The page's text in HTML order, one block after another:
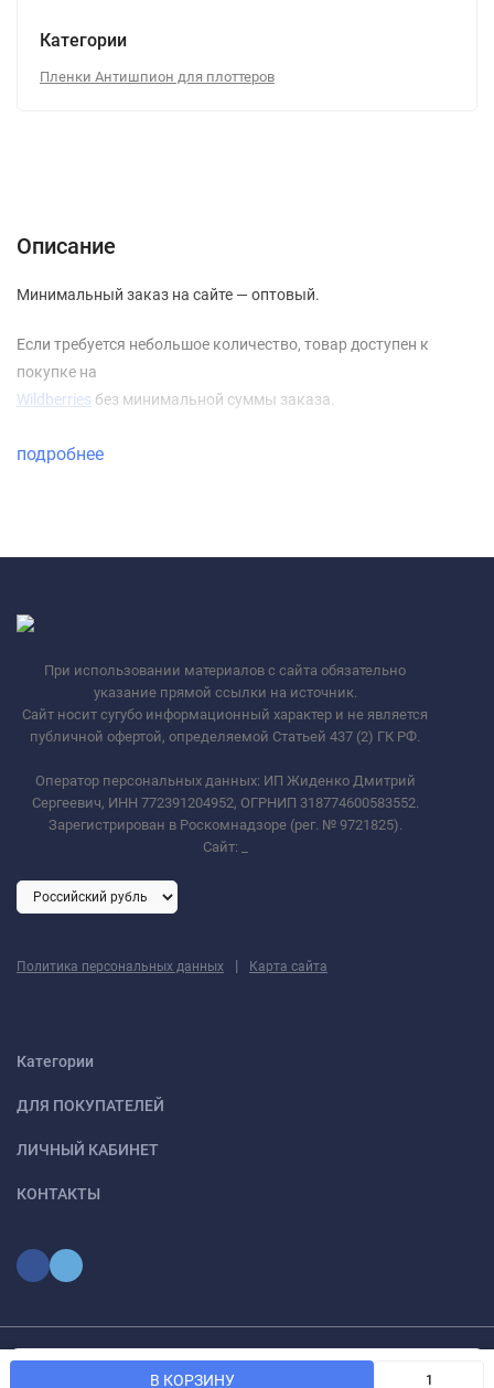
В КОРЗИНУ
Категории
Пленки Антишпион для плоттеров
Описание
Минимальный заказ на сайте — оптовый.
Если требуется небольшое количество, товар доступен к
покупке на
Wildberries без минимальной суммы заказа.
подробнее
При использовании материалов с сайта обязательно
указание прямой ссылки на источник.
Сайт носит сугубо информационный характер и не является
публичной офертой, определяемой Статьей 437 (2) ГК РФ.
Оператор персональных данных: ИП Жиденко Дмитрий
Сергеевич, ИНН 772391204952, ОГРНИП 318774600583552.
Зарегистрирован в Роскомнадзоре (рег. № 9721825).
Сайт:
Политика персональных данных | Карта сайта
Категории
ДЛЯ ПОКУПАТЕЛЕЙ
ЛИЧНЫЙ КАБИНЕТ
КОНТАКТЫ